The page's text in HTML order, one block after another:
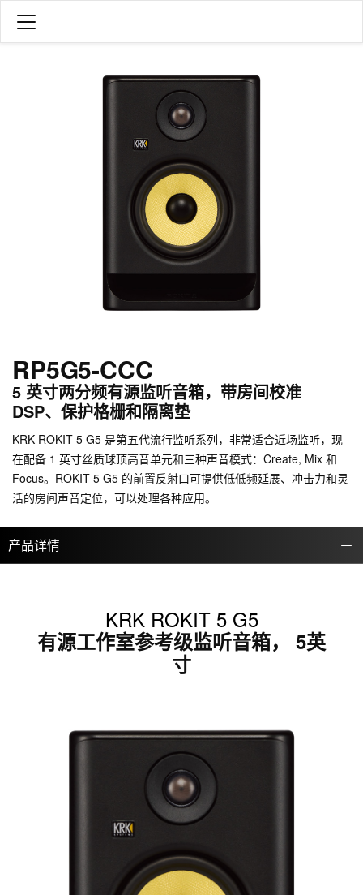
RP5G5-CCC
5 英寸两分频有源监听音箱，带房间校准
DSP、保护格栅和隔离垫
KRK ROKIT 5 G5 是第五代流行监听系列，非常适合近场监听，现
在配备 1 英寸丝质球顶高音单元和三种声音模式：Create, Mix 和
Focus。ROKIT 5 G5 的前置反射口可提供低低频延展、冲击力和灵
活的房间声音定位，可以处理各种应用。
产品详情
KRK ROKIT 5 G5
有源工作室参考级监听音箱， 5英
寸